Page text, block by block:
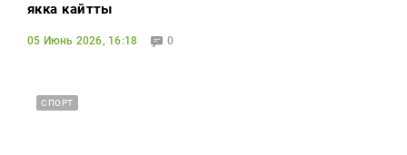
якка кайтты
05 Июнь 2026, 16:18 0
СПОРТ